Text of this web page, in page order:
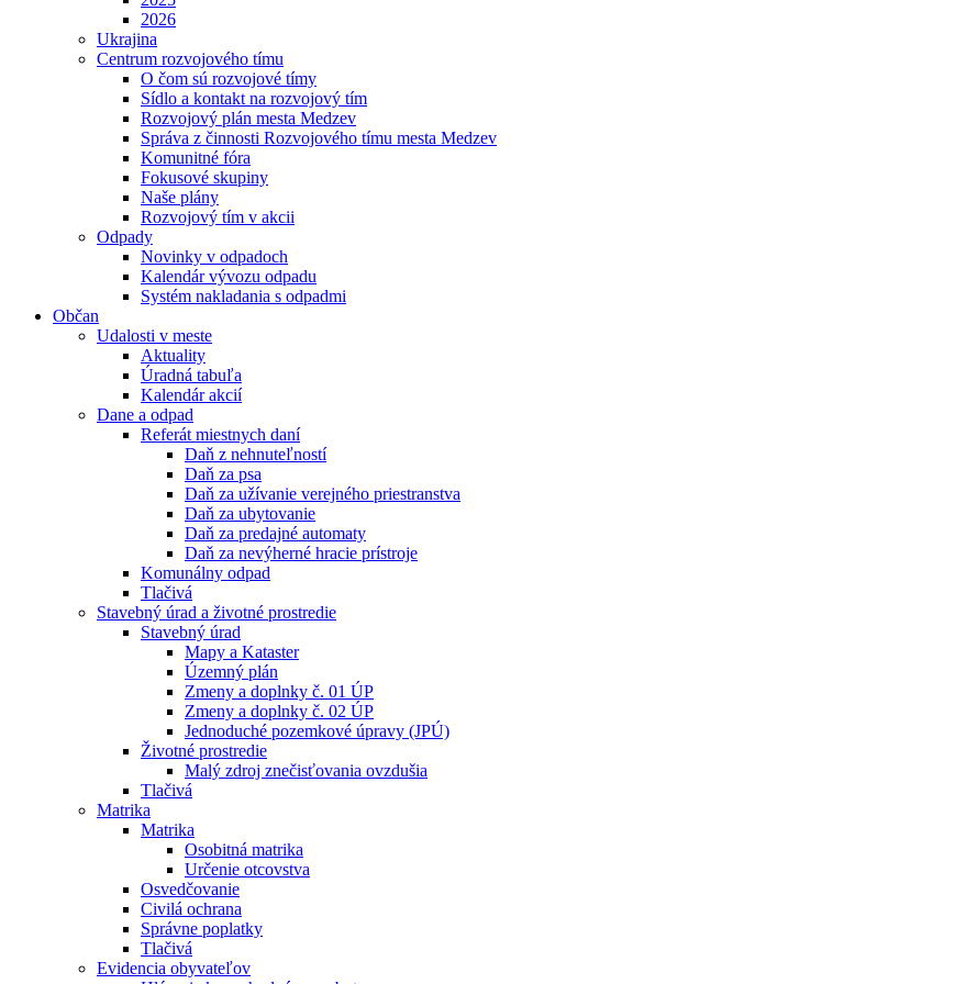
2026
Ukrajina
Centrum rozvojového tímu
O čom sú rozvojové tímy
Sídlo a kontakt na rozvojový tím
Rozvojový plán mesta Medzev
Správa z činnosti Rozvojového tímu mesta Medzev
Komunitné fóra
Fokusové skupiny
Naše plány
Rozvojový tím v akcii
Odpady
Novinky v odpadoch
Kalendár vývozu odpadu
Systém nakladania s odpadmi
Občan
Udalosti v meste
Aktuality
Úradná tabuľa
Kalendár akcií
Dane a odpad
Referát miestnych daní
Daň z nehnuteľností
Daň za psa
Daň za užívanie verejného priestranstva
Daň za ubytovanie
Daň za predajné automaty
Daň za nevýherné hracie prístroje
Komunálny odpad
Tlačivá
Stavebný úrad a životné prostredie
Stavebný úrad
Mapy a Kataster
Územný plán
Zmeny a doplnky č. 01 ÚP
Zmeny a doplnky č. 02 ÚP
Jednoduché pozemkové úpravy (JPÚ)
Životné prostredie
Malý zdroj znečisťovania ovzdušia
Tlačivá
Matrika
Matrika
Osobitná matrika
Určenie otcovstva
Osvedčovanie
Civilá ochrana
Správne poplatky
Tlačivá
Evidencia obyvateľov